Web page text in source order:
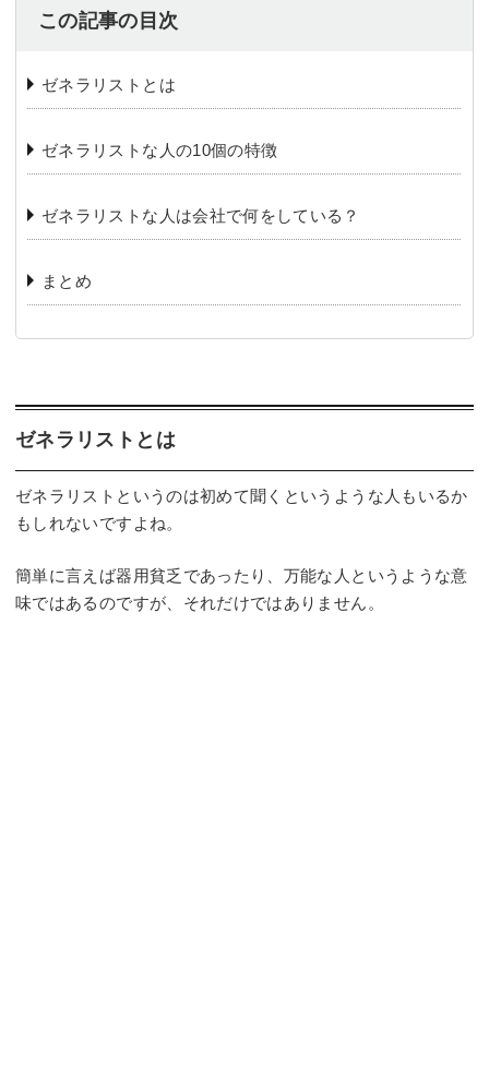
この記事の目次
ゼネラリストとは
ゼネラリストな人の10個の特徴
ゼネラリストな人は会社で何をしている？
まとめ
ゼネラリストとは
ゼネラリストというのは初めて聞くというような人もいるか
もしれないですよね。
簡単に言えば器用貧乏であったり、万能な人というような意
味ではあるのですが、それだけではありません。